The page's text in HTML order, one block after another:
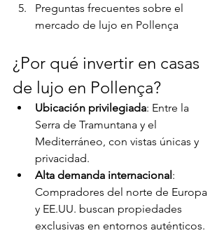
Preguntas frecuentes sobre el
mercado de lujo en Pollença
¿Por qué invertir en casas
de lujo en Pollença?
Ubicación privilegiada: Entre la
Serra de Tramuntana y el
Mediterráneo, con vistas únicas y
privacidad.
Alta demanda internacional:
Compradores del norte de Europa
y EE.UU. buscan propiedades
exclusivas en entornos auténticos.